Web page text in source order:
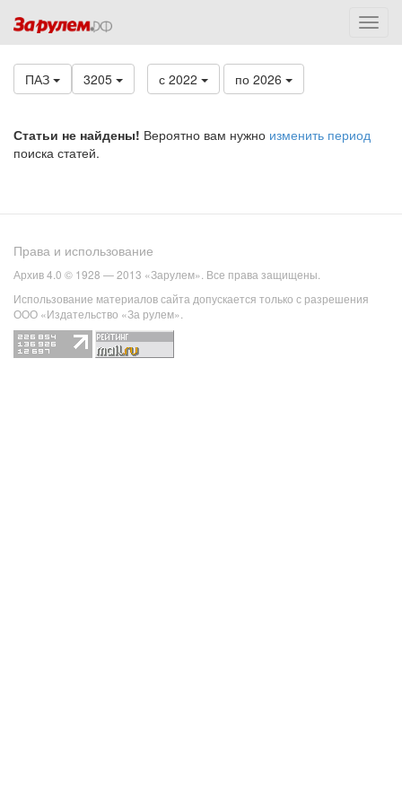
ПАЗ 3205 с 2022 по 2026
Статьи не найдены! Вероятно вам нужно изменить период
поиска статей.
Права и использование
Архив 4.0 © 1928 — 2013 «Зарулем». Все права защищены.
Использование материалов сайта допускается только с разрешения
ООО «Издательство «За рулем».